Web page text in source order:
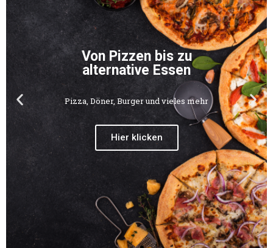
Von Pizzen bis zu
alternative Essen
Pizza, Döner, Burger und vieles mehr
Hier klicken